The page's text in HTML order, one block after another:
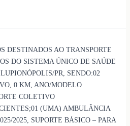
DESTINADOS AO TRANSPORTE
DO SISTEMA ÚNICO DE SAÚDE
PR, SENDO:02
0 KM, ANO/MODELO
COLETIVO
(UMA) AMBULÂNCIA
2025, SUPORTE BÁSICO – PARA